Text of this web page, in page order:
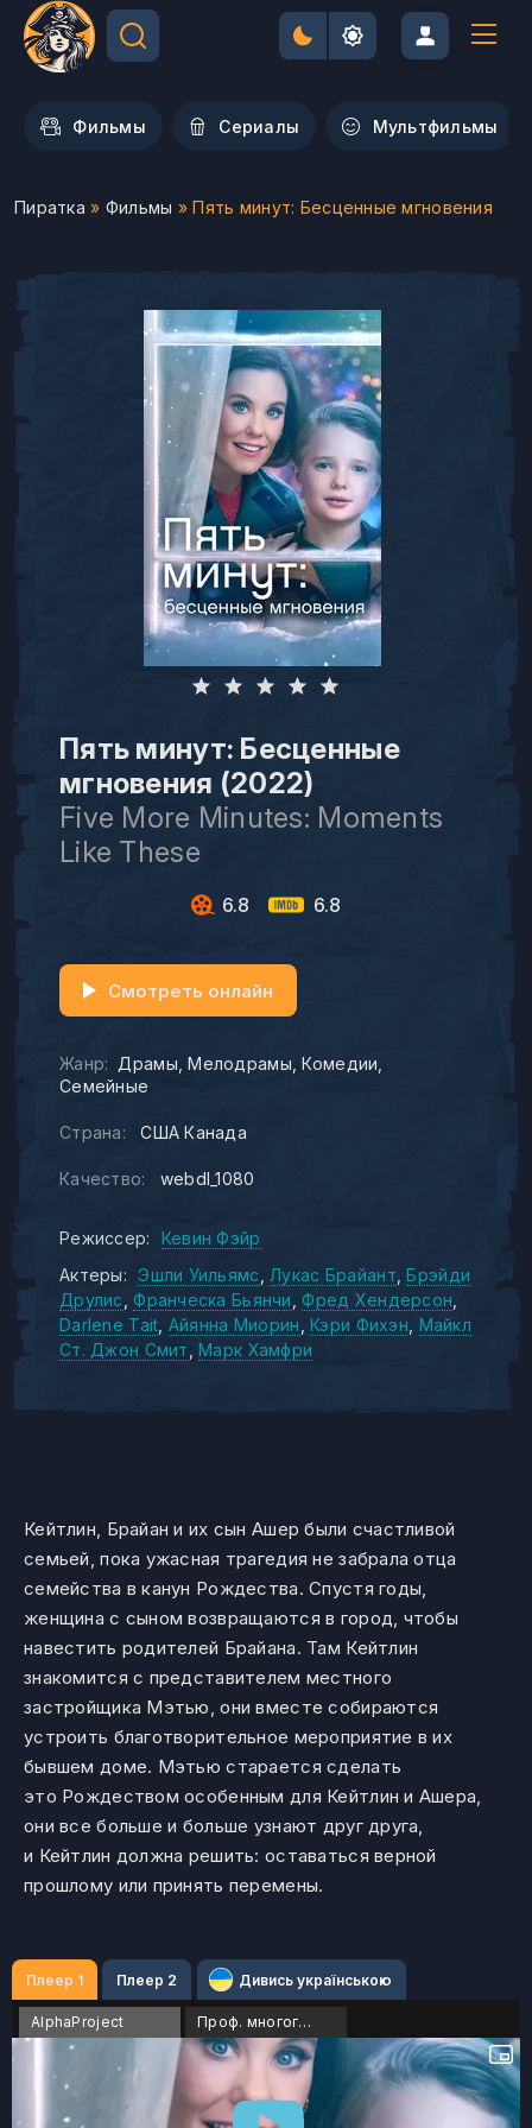
Фильмы Сериалы Мультфильмы
Пиратка » Фильмы » Пять минут: Бесценные мгновения
Пять минут: Бесценные
мгновения (2022)
Five More Minutes: Moments
Like These
6.8 6.8
Жанр: Драмы Мелодрамы Комедии
Семейные
Страна: США Канада
Качество: webdl_1080
Смотреть онлайн
Режиссер:
Кевин Фэйр
Актеры:
Эшли Уильямс Лукас Брайант Брэйди
Друлис
Франческа Бьянчи
Фред Хендерсон
Darlene Tait Айянна Миорин Кэри Фихэн Майкл
Ст. Джон Смит
Марк Хамфри
Кейтлин, Брайан и их сын Ашер были счастливой
семьей, пока ужасная трагедия не забрала отца
семейства в канун Рождества. Спустя годы,
женщина с сыном возвращаются в город, чтобы
навестить родителей Брайана. Там Кейтлин
знакомится с представителем местного
застройщика Мэтью, они вместе собираются
устроить благотворительное мероприятие в их
бывшем доме. Мэтью старается сделать
это Рождеством особенным для Кейтлин и Ашера,
они все больше и больше узнают друг друга,
и Кейтлин должна решить: оставаться верной
прошлому или принять перемены.
Плеер 1 Плеер 2 Дивись українською
AlphaProject Проф. многоголосый